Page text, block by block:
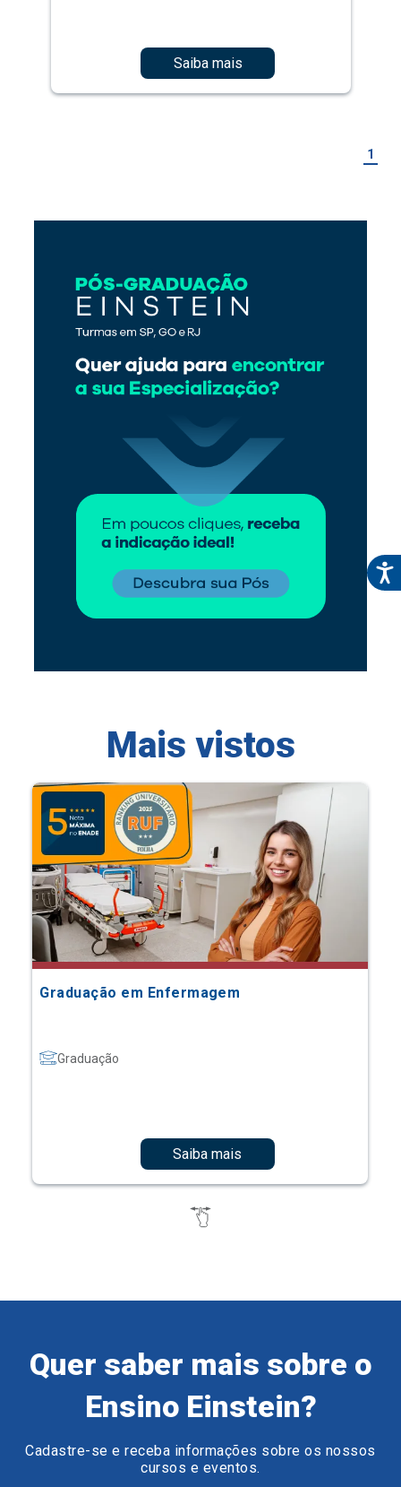
Saiba mais
1
Mais vistos
Graduação em Enfermagem
Graduação
Saiba mais
Quer saber mais sobre o
Ensino Einstein?
Cadastre-se e receba informações sobre os nossos
cursos e eventos.